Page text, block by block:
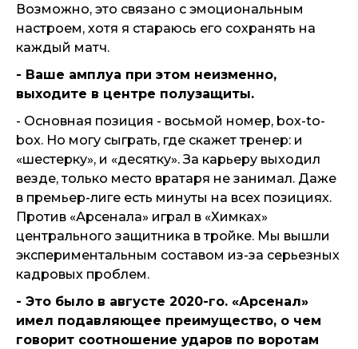
Возможно, это связано с эмоциональным
настроем, хотя я стараюсь его сохранять на
каждый матч.
- Ваше амплуа при этом неизменно,
выходите в центре полузащиты.
- Основная позиция - восьмой номер, box-to-
box. Но могу сыграть, где скажет тренер: и
«шестерку», и «десятку». За карьеру выходил
везде, только место вратаря не занимал. Даже
в премьер-лиге есть минуты на всех позициях.
Против «Арсенала» играл в «Химках»
центрального защитника в тройке. Мы вышли
экспериментальным составом из-за серьезных
кадровых проблем.
- Это было в августе 2020-го. «Арсенал»
имел подавляющее преимущество, о чем
говорит соотношение ударов по воротам